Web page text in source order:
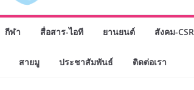
กีฬา สื่อสาร-ไอที ยานยนต์ สังคม-CSR
สายมู ประชาสัมพันธ์ ติดต่อเรา